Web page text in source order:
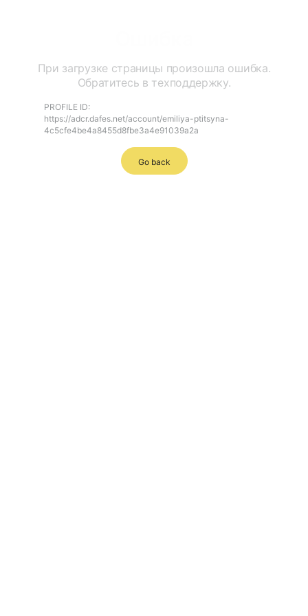
При загрузке страницы произошла ошибка.
Обратитесь в техподдержку.
PROFILE ID:
https://adcr.dafes.net/account/emiliya-ptitsyna-
4c5cfe4be4a8455d8fbe3a4e91039a2a
Go back